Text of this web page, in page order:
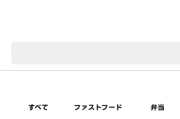
すべて ファストフード 弁当